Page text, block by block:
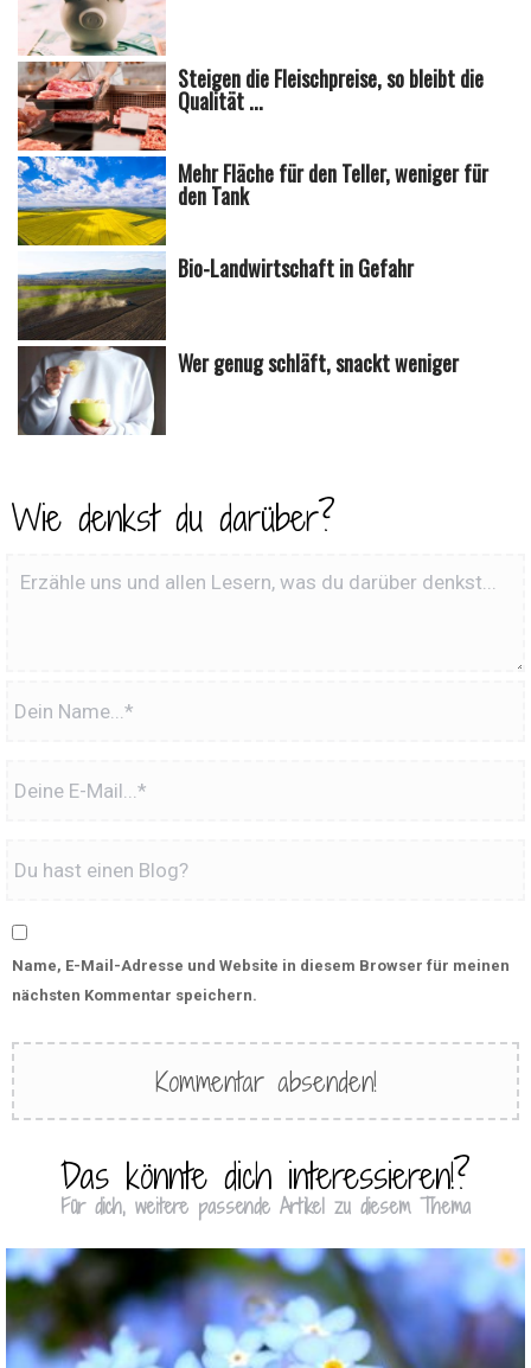
Steigen die Fleischpreise, so bleibt die
Qualität ...
Mehr Fläche für den Teller, weniger für
den Tank
Bio-Landwirtschaft in Gefahr
Wer genug schläft, snackt weniger
Wie denkst du darüber?
Name, E-Mail-Adresse und Website in diesem Browser für meinen
nächsten Kommentar speichern.
Das könnte dich interessieren!?
Für dich, weitere passende Artikel zu diesem Thema